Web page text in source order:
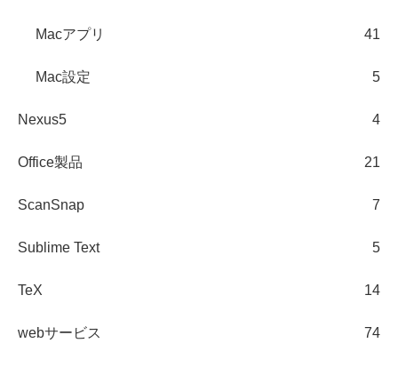
Macアプリ 41
Mac設定 5
Nexus5 4
Office製品 21
ScanSnap 7
Sublime Text 5
TeX 14
webサービス 74